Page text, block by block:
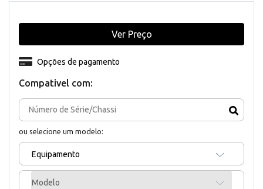
Compativel com:
ou selecione um modelo:
Equipamento
Modelo
Opções de pagamento
Ver Preço